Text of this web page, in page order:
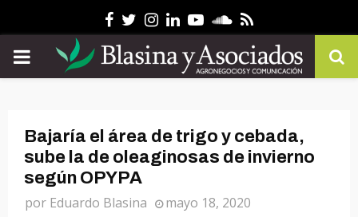
Facebook
Twitter
Instagram
Linkedin
YoutubeSoundcloud
Rss
PRIMARY
Bajaría el área de trigo y cebada,
sube la de oleaginosas de invierno
según OPYPA
por Eduardo Blasina mayo 18, 2020